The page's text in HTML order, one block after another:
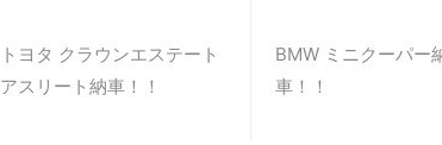
トヨタ クラウンエステート
アスリート納車！！
BMW ミニクーパー
車！！